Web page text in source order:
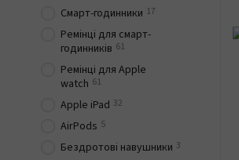
Смарт-годинники 17
Ремінці для смарт-
годинників 61
Ремінці для Apple
watch 61
Apple iPad 32
AirPods 5
Бездротові навушники 3